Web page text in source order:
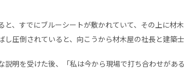
と、すでにブルーシートが敷かれていて、その上に材
し圧倒されていると、向こうから材木屋の社長と建築
説明を受けた後、「私は今から現場で打ち合わせが